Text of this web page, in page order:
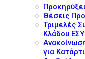
Θέσεις
Τριμελές
Κλάδου ΕΣΥ
για